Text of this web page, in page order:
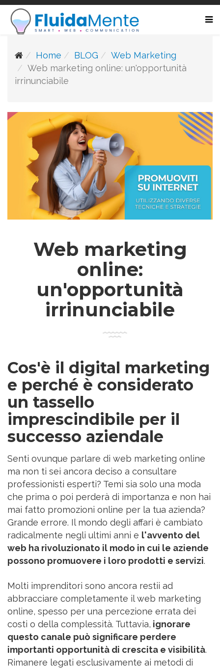
Home BLOG
Web Marketing
Web marketing online: un'opportunità
irrinunciabile
Web marketing
online:
un'opportunità
irrinunciabile
Cos'è il digital marketing
e perché è considerato
un tassello
imprescindibile per il
successo aziendale
Senti ovunque parlare di web marketing online
ma non ti sei ancora deciso a consultare
professionisti esperti? Temi sia solo una moda
che prima o poi perderà di importanza e non hai
mai fatto promozioni online per la tua azienda?
Grande errore. Il mondo degli affari è cambiato
radicalmente negli ultimi anni e l'avvento del
web ha rivoluzionato il modo in cui le aziende
possono promuovere i loro prodotti e servizi.
Molti imprenditori sono ancora restii ad
abbracciare completamente il web marketing
online, spesso per una percezione errata dei
costi o della complessità. Tuttavia, ignorare
questo canale può significare perdere
importanti opportunità di crescita e visibilità.
Rimanere legati esclusivamente ai metodi di